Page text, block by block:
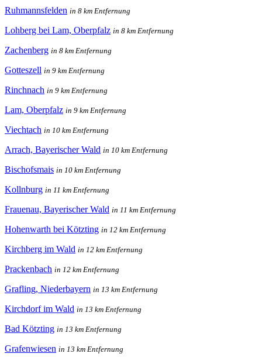
Ruhmannsfelden in 8 km Entfernung
Lohberg bei Lam, Oberpfalz in 8 km Entfernung
Zachenberg in 8 km Entfernung
Gotteszell in 9 km Entfernung
Rinchnach in 9 km Entfernung
Lam, Oberpfalz in 9 km Entfernung
Viechtach in 10 km Entfernung
Arrach, Bayerischer Wald in 10 km Entfernung
Bischofsmais in 10 km Entfernung
Kollnburg in 11 km Entfernung
Frauenau, Bayerischer Wald in 11 km Entfernung
Hohenwarth bei Kötzting in 12 km Entfernung
Kirchberg im Wald in 12 km Entfernung
Prackenbach in 12 km Entfernung
Grafling, Niederbayern in 13 km Entfernung
Kirchdorf im Wald in 13 km Entfernung
Bad Kötzting in 13 km Entfernung
Grafenwiesen in 13 km Entfernung